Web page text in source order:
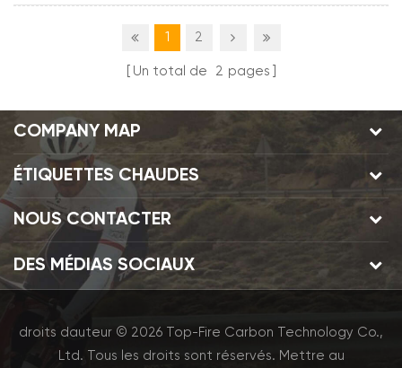
1 2
Un total de 2 pages
COMPANY MAP
ÉTIQUETTES CHAUDES
NOUS CONTACTER
DES MÉDIAS SOCIAUX
droits dauteur © 2026 Top-Fire Carbon Technology Co.,
Ltd. Tous les droits sont réservés. Mettre au